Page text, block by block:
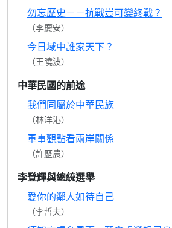
勿忘歷史－－抗戰豈可變終戰？
（李慶安）
今日域中誰家天下？
（王曉波）
中華民國的前途
我們同屬於中華民族
（林洋港）
軍事觀點看兩岸關係
（許歷農）
李登輝與總統選舉
愛你的鄰人如待自己
（李哲夫）